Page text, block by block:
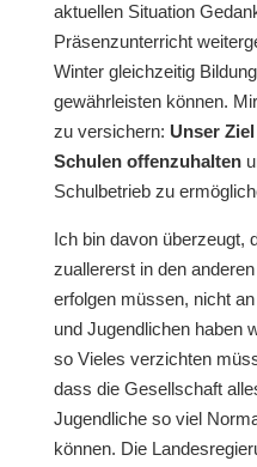
aktuellen Situation
Präsenzunterricht
Winter gleichzeitig
gewährleisten können.
zu versichern: Unser
Schulen offenzuhalten
Schulbetrieb zu
Ich bin davon überzeugt,
zuallererst in den
erfolgen müssen, nicht
und Jugendlichen haben
so Vieles verzichten
dass die Gesellschaft
Jugendliche so viel
können. Die